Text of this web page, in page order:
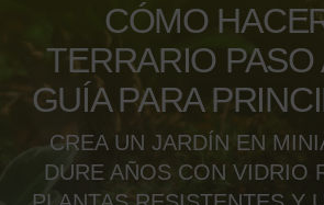
CÓMO
TERRARIO PASO
GUÍA PARA
CREA UN JARDÍN EN
DURE AÑOS CON VIDRIO